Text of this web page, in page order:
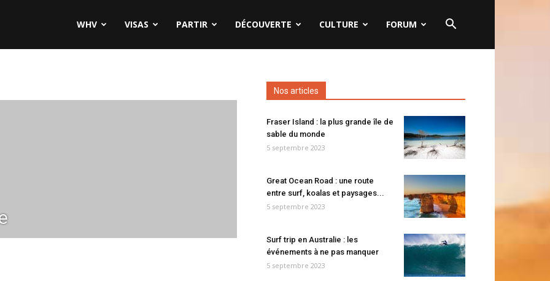
WHV VISAS PARTIR DÉCOUVERTE CULTURE FORUM
Nos articles
Fraser Island : la plus grande île de
sable du monde
5 septembre 2023
Great Ocean Road : une route
entre surf, koalas et paysages...
5 septembre 2023
Surf trip en Australie : les
événements à ne pas manquer
5 septembre 2023